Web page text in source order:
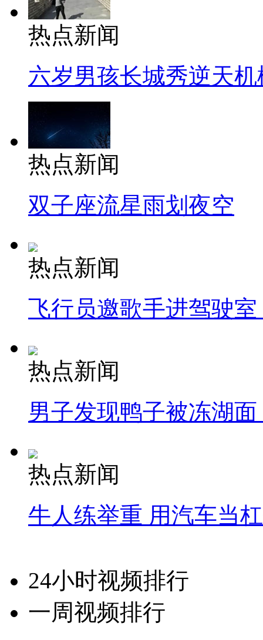
热点新闻
六岁男孩长城秀逆天机
热点新闻
双子座流星雨划夜空
热点新闻
飞行员邀歌手进驾驶
热点新闻
男子发现鸭子被冻湖
热点新闻
牛人练举重 用汽车当
24小时视频排行
一周视频排行